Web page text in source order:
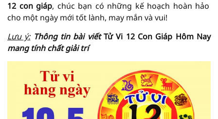
12 con giáp, chúc bạn có những kế hoạch hoàn hảo
cho một ngày mới tốt lành, may mắn và vui!
Lưu ý: Thông tin bài viếtTử Vi 12 Con Giáp Hôm Nay
mang tính chất giải trí